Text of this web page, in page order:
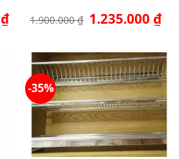
₫Giá
hiện
5.850.000 ₫.
1.900.000₫ Giá
gốc
1.235.000₫Giá
-35%